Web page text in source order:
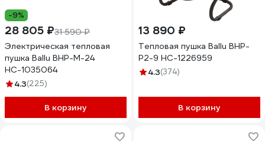
-9%
28 805 ₽31 590 ₽
Электрическая тепловая
пушка Ballu BHP-M-24
НС-1035064
4.3(225)
В корзину
13 890 ₽
Тепловая пушка Ballu BHP-
P2-9 НС-1226959
4.3(374)
В корзину